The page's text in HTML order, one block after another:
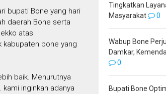
bupati Bone yang hari
daerah Bone serta
atas
kabupaten bone yang
baik. Menurutnya
inginkan adanya
Tingkatkan
Masyarakat
0
Wabup Bone
Damkar,
0
Bupati Bone